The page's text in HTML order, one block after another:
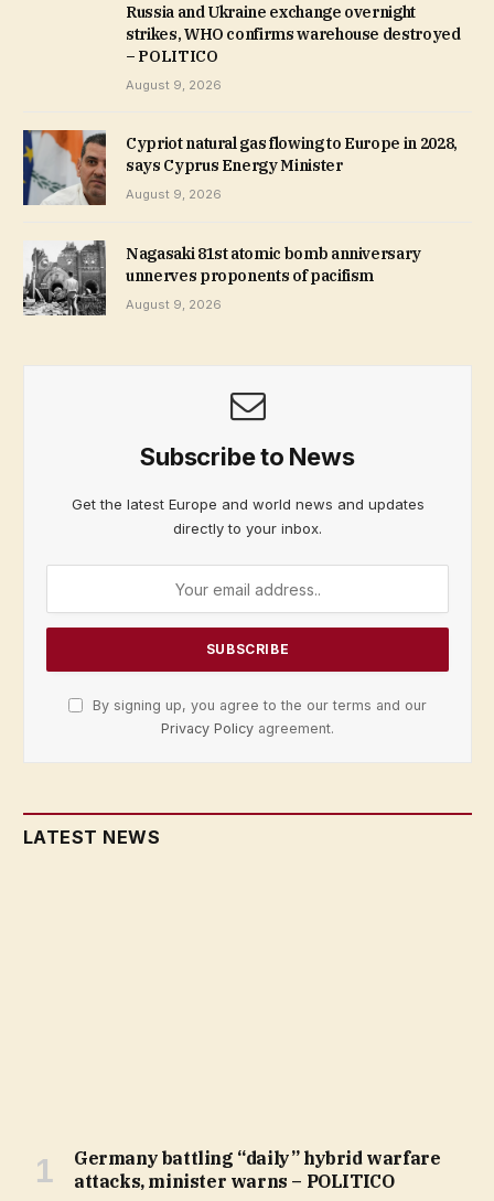
Russia and Ukraine exchange overnight
strikes, WHO confirms warehouse destroyed
– POLITICO
August 9, 2026
Cypriot natural gas flowing to Europe in 2028,
says Cyprus Energy Minister
August 9, 2026
Nagasaki 81st atomic bomb anniversary
unnerves proponents of pacifism
August 9, 2026
Subscribe to News
Get the latest Europe and world news and updates
directly to your inbox.
By signing up, you agree to the our terms and our
Privacy Policy agreement.
LATEST NEWS
Germany battling “daily” hybrid warfare
attacks, minister warns – POLITICO